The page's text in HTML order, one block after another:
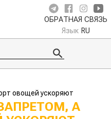
ОБРАТНАЯ СВЯЗЬ
Язык RU
овощей ускоряют
А